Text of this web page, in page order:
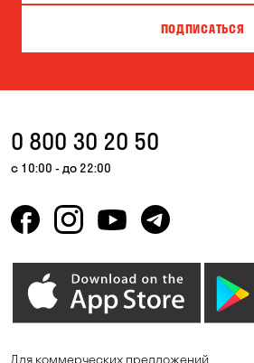
ПОДПИСАТЬСЯ
0 800 30 20 50
с 10:00 - до 22:00
Для коммерческих предложений